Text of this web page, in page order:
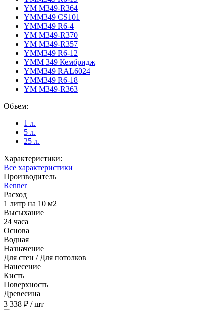
YM M349-R364
YMM349 CS101
YMM349 R6-4
YM M349-R370
YM M349-R357
YMM349 R6-12
YMM 349 Кембридж
YMM349 RAL6024
YMM349 R6-18
YM M349-R363
Объем:
1 л.
5 л.
25 л.
Характеристики:
Все характеристики
Производитель
Renner
Расход
1 литр на 10 м2
Высыхание
24 часа
Основа
Водная
Назначение
Для стен / Для потолков
Нанесение
Кисть
Поверхность
Древесина
3 338 ₽ / шт